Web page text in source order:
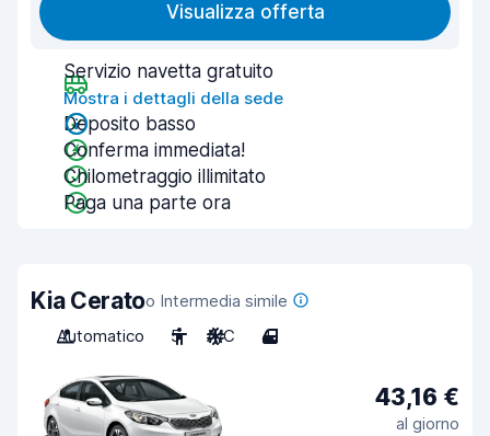
Visualizza offerta
Servizio navetta gratuito
Mostra i dettagli della sede
Deposito basso
Conferma immediata!
Chilometraggio illimitato
Paga una parte ora
Kia Ceratoo Intermedia simile
Automatico
5 A/C 4
43,16 €
al giorno